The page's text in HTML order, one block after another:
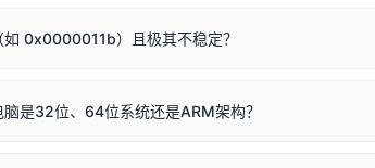
、518等属于同系列，官方驱动名称通常显示为
等属于同系列，官方驱动名称通常显示为
身存在硬件故障。重装驱动无法解决，建议联系售后或
键修复教程
可能碳粉耗尽、硒鼓寿命终结；喷墨打印机可能墨盒
0x0000011b）且极其不稳定？
持WiFi/无线或有线网络打印？（此连接模式最稳
是32位、64位系统还是ARM架构？